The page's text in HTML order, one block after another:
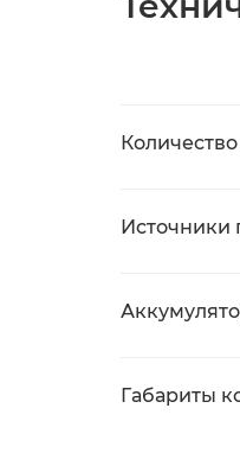
Источники
Габариты